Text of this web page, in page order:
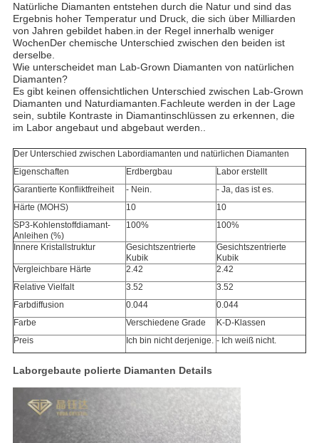
Natürliche Diamanten entstehen durch die Natur und sind das
Ergebnis hoher Temperatur und Druck, die sich über Milliarden
von Jahren gebildet haben.in der Regel innerhalb weniger
WochenDer chemische Unterschied zwischen den beiden ist
derselbe.
Wie unterscheidet man Lab-Grown Diamanten von natürlichen
Diamanten?
Es gibt keinen offensichtlichen Unterschied zwischen Lab-Grown
Diamanten und Naturdiamanten.Fachleute werden in der Lage
sein, subtile Kontraste in Diamantinschlüssen zu erkennen, die
im Labor angebaut und abgebaut werden..
Der Unterschied zwischen Labordiamanten und natürlichen Diamanten
Eigenschaften
Erdbergbau
Labor erstellt
Garantierte Konfliktfreiheit
- Nein.
- Ja, das ist es.
Härte (MOHS)
10
10
SP3-Kohlenstoffdiamant-
Anleihen (%)
100% 100%
Innere Kristallstruktur
Gesichtszentrierte
Kubik
Gesichtszentrierte
Kubik
Vergleichbare Härte
2.42
2.42
Relative Vielfalt
3.52
3.52
Farbdiffusion
0.044
0.044
Farbe
Verschiedene Grade
K-D-Klassen
Preis
Ich bin nicht derjenige. - Ich weiß nicht.
Laborgebaute polierte Diamanten Details